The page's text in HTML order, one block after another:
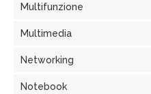
Multifunzione
Multimedia
Networking
Notebook